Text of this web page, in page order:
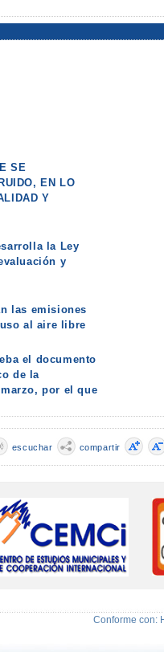
SE
EN LO
Y
la Ley
y
las emisiones
al aire libre
el documento
de la
por el que
compartir
escuchar
Conforme con: